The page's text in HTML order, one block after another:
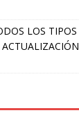
LOS TIPOS